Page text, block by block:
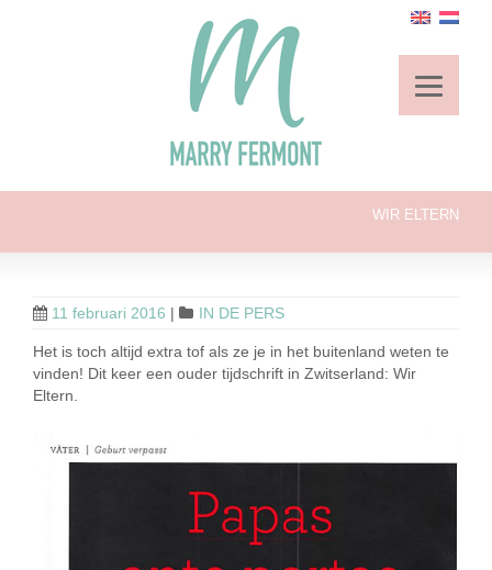
WIR ELTERN
11 februari 2016 | IN DE PERS
Het is toch altijd extra tof als ze je in het buitenland weten te
vinden! Dit keer een ouder tijdschrift in Zwitserland: Wir
Eltern.